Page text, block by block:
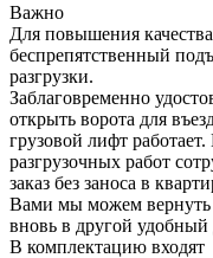
Важно
Для повышения
беспрепятственный
разгрузки.
Заблаговременно
открыть ворота для
грузовой лифт
разгрузочных работ
заказ без заноса в
Вами мы можем вернуть
вновь в другой удобный
В комплектацию входят